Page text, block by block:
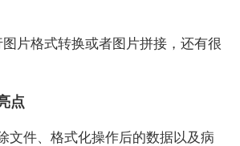
片格式转换或者图片拼接，还有很
点
文件、格式化操作后的数据以及病